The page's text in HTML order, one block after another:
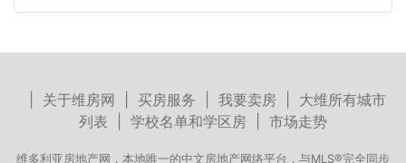
关于维房网 买房服务 我要卖房
大维所有城市
列表
学校名单和学区房 市场走势
维多利亚房地产网，本地唯一的中文房地产网络平台，与MLS®完全同步